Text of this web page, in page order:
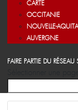
CARTE
OCCITANIE
NOUVELLE-
AUVERGNE
FAIRE PARTIE DU RÉSEAU